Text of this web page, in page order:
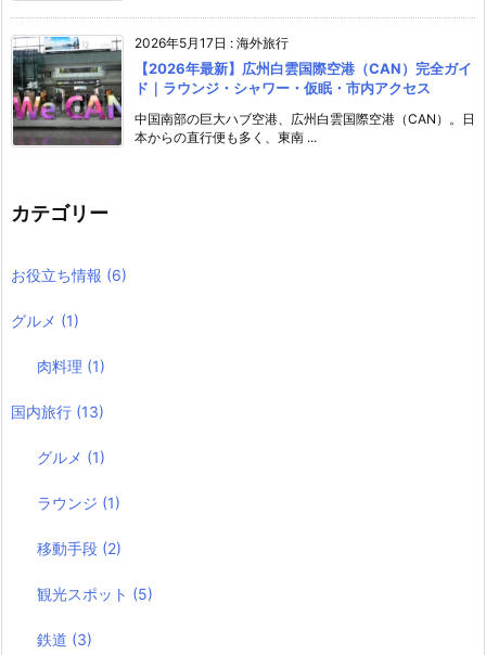
2026年5月17日 : 海外旅行
【2026年最新】広州白雲国際空港（CAN）完全ガイ
ド｜ラウンジ・シャワー・仮眠・市内アクセス
中国南部の巨大ハブ空港、広州白雲国際空港（CAN）。日
本からの直行便も多く、東南 ...
カテゴリー
お役立ち情報 (6)
グルメ (1)
肉料理 (1)
国内旅行 (13)
グルメ (1)
ラウンジ (1)
移動手段 (2)
観光スポット (5)
鉄道 (3)